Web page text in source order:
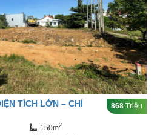
TÍCH LỚN – CHỈ
868 Triệu
150m2